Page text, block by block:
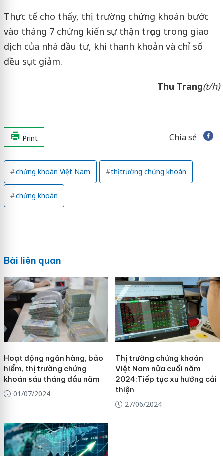
Thực tế cho thấy, thị trường chứng khoán bước
vào tháng 7 chứng kiến sự thận trọng trong giao
dịch của nhà đầu tư, khi thanh khoản và chỉ số
đều sụt giảm.
Thu Trang(t/h)
Print Chia sẻ
chứng khoán Việt Nam thị trường chứng khoán
chứng khoán
Bài liên quan
Hoạt động ngân hàng, bảo
hiểm, thị trường chứng
khoán sáu tháng đầu năm
01/07/2024
Thị trường chứng khoán
Việt Nam nửa cuối năm
2024:Tiếp tục xu hướng cải
thiện
27/06/2024